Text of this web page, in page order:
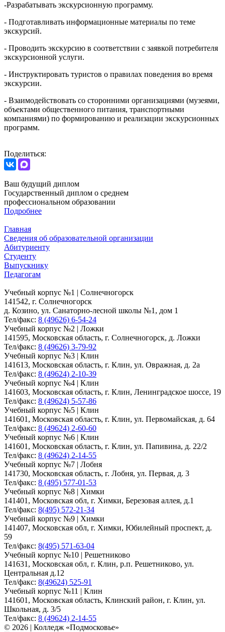
-Разрабатывать экскурсионную программу.
- Подготавливать информационные материалы по теме
экскурсий.
- Проводить экскурсию в соответствии с заявкой потребителя
экскурсионной услуги.
- Инструктировать туристов о правилах поведения во время
экскурсии.
- Взаимодействовать со сторонними организациями (музеями,
объектами общественного питания, транспортными
компаниями) по формированию и реализации экскурсионных
программ.
Поделиться:
Ваш будущий диплом
Государственный диплом о среднем
профессиональном образовании
Подробнее
Главная
Сведения об образовательной организации
Абитуриенту
Студенту
Выпускнику
Педагогам
Учебный корпус №1 | Солнечногорск
141542, г. Солнечногорск
д. Козино, ул. Санаторно-лесной школы №1, дом 1
Тел/факс: 8 (49626) 6-54-24
Учебный корпус №2 | Ложки
141595, Московская область, г. Солнечногорск, д. Ложки
Тел/факс: 8 (49626) 3-79-92
Учебный корпус №3 | Клин
141613, Московская область, г. Клин, ул. Овражная, д. 2а
Тел/факс: 8 (49624) 2-10-39
Учебный корпус №4 | Клин
141603, Московская область, г. Клин, Ленинградское шоссе, 19
Тел/факс: 8 (49624) 5-57-86
Учебный корпус №5 | Клин
141601, Московская область, г. Клин, ул. Первомайская, д. 64
Тел/факс: 8 (49624) 2-60-60
Учебный корпус №6 | Клин
141601, Московская область, г. Клин, ул. Папивина, д. 22/2
Тел/факс: 8 (49624) 2-14-55
Учебный корпус №7 | Лобня
141730, Московская область, г. Лобня, ул. Первая, д. 3
Тел/факс: 8 (495) 577-01-53
Учебный корпус №8 | Химки
141401, Московская обл, г. Химки, Березовая аллея, д.1
Тел/факс: 8(495) 572-21-34
Учебный корпус №9 | Химки
141407, Московская обл, г. Химки, Юбилейный проспект, д.
59
Тел/факс: 8(495) 571-63-04
Учебный корпус №10 | Решетниково
141631, Московская обл, г. Клин, р.п. Решетниково, ул.
Центральная д.12
Тел/факс: 8(49624) 525-91
Учебный корпус №11 | Клин
141601, Московская область, Клинский район, г. Клин, ул.
Школьная, д. 3/5
Тел/факс: 8 (49624) 2-14-55
© 2026 | Колледж «Подмосковье»